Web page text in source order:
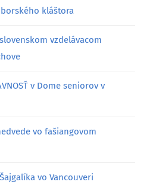
kláštora
vzdelávacom
v Dome seniorov v
vo fašiangovom
vo Vancouveri